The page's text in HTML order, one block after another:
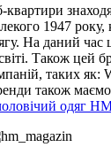
1947
На даний час
Також цей
таких як:
також маємо
одяг